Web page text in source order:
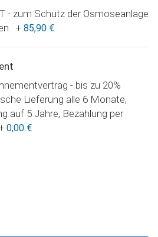
- zum Schutz der Osmoseanlage
+ 85,90 €
- bis zu 20%
Lieferung alle 6 Monate,
auf 5 Jahre, Bezahlung per
0,00 €